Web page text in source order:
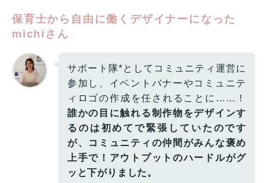
保育士から自由に働くデザイナーになった
michiさん
サポート隊*としてコミュニティ運営に
参加し、イベントバナーやコミュニテ
ィロゴの作成を任されることに……！
誰かの目に触れる制作物をデザインす
るのは初めてで緊張していたのです
が、コミュニティの仲間がみんな褒め
上手で！アウトプットのハードルがグ
ッと下がりました。